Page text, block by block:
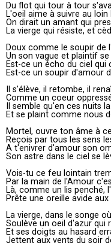
Du flot qui tour à tour
L'oeil aime à suivre au
On dirait un amant qui
La vierge qui résiste, et
Doux comme le soupir de
Un son vague et plaintif
Est-ce un écho du ciel qui
Est-ce un soupir d'amour
Il s'élève, il retombe, il
Comme un coeur
Il semble qu'en ces nuits
Et se plaint comme nous
Mortel, ouvre ton âme à
Reçois par tous les sens
A t'enivrer d'amour son
Son astre dans le ciel se
Vois-tu ce feu lointain
Par la main de l'Amour
Là, comme un lis penché,
Prête une oreille avide
La vierge, dans le songe
Soulève un oeil d'azur qui
Et ses doigts au hasard
Jettent aux vents du soir